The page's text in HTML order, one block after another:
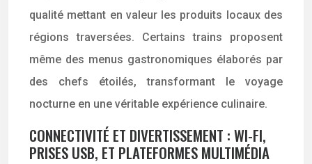
qualité mettant en valeur les produits locaux des
régions traversées. Certains trains proposent
même des menus gastronomiques élaborés par
des chefs étoilés, transformant le voyage
nocturne en une véritable expérience culinaire.
CONNECTIVITÉ ET DIVERTISSEMENT : WI-FI,
PRISES USB, ET PLATEFORMES MULTIMÉDIA